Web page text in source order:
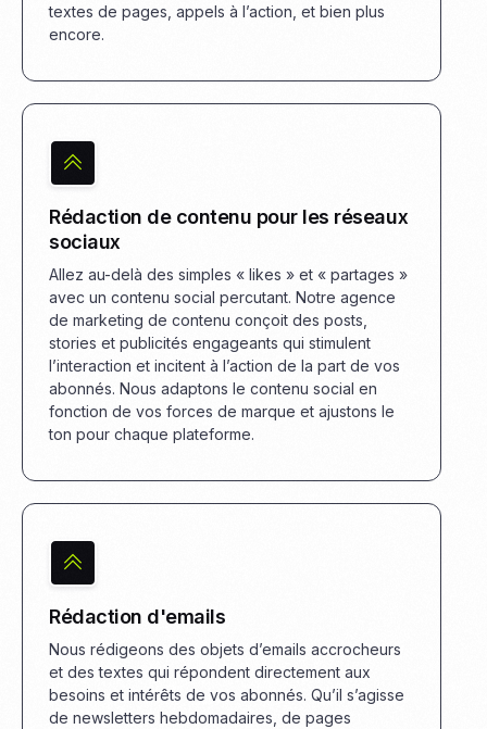
textes de pages, appels à l’action, et bien plus
encore.
Rédaction de contenu pour les réseaux
sociaux
Allez au-delà des simples « likes » et « partages »
avec un contenu social percutant. Notre agence
de marketing de contenu conçoit des posts,
stories et publicités engageants qui stimulent
l’interaction et incitent à l’action de la part de vos
abonnés. Nous adaptons le contenu social en
fonction de vos forces de marque et ajustons le
ton pour chaque plateforme.
Rédaction d'emails
Nous rédigeons des objets d’emails accrocheurs
et des textes qui répondent directement aux
besoins et intérêts de vos abonnés. Qu’il s’agisse
de newsletters hebdomadaires, de pages